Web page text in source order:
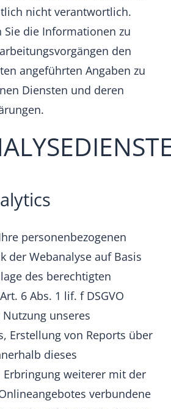
nicht verantwortlich.
die Informationen zu
den
angeführten Angaben zu
Diensten und deren
personenbezogenen
der Webanalyse auf Basis
des berechtigten
6 Abs. 1 lif. f DSGVO
unseres
Erstellung von Reports über
dieses
Erbringung weiterer mit der
verbundene